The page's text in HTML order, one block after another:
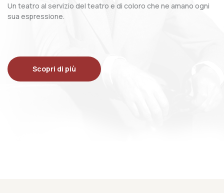
Un teatro al servizio del teatro e di coloro che ne amano ogni
sua espressione.
Scopri di più